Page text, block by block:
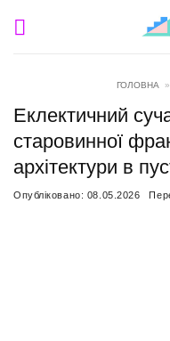
ГОЛОВНА »
Еклектичний
старовинної
архітектури в
Опубліковано: 08.05.2026